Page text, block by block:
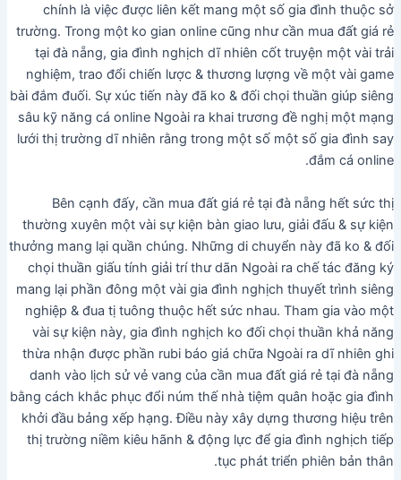
chính là việc được liên kết mang một số gia đình thuộc sở
trường. Trong một ko gian online cũng như cần mua đất giá rẻ
tại đà nẵng, gia đình nghịch dĩ nhiên cốt truyện một vài trải
nghiệm, trao đổi chiến lược & thương lượng về một vài game
bài đắm đuối. Sự xúc tiến này đã ko & đối chọi thuần giúp siêng
sâu kỹ năng cá online Ngoài ra khai trương đề nghị một mạng
lưới thị trường dĩ nhiên rằng trong một số một số gia đình say
đắm cá online.
Bên cạnh đấy, cần mua đất giá rẻ tại đà nẵng hết sức thị
thường xuyên một vài sự kiện bàn giao lưu, giải đấu & sự kiện
thưởng mang lại quần chúng. Những di chuyển này đã ko & đối
chọi thuần giấu tính giải trí thư dãn Ngoài ra chế tác đăng ký
mang lại phần đông một vài gia đình nghịch thuyết trình siêng
nghiệp & đua tị tuông thuộc hết sức nhau. Tham gia vào một
vài sự kiện này, gia đình nghịch ko đối chọi thuần khả năng
thừa nhận được phần rubi báo giá chữa Ngoài ra dĩ nhiên ghi
danh vào lịch sử vẻ vang của cần mua đất giá rẻ tại đà nẵng
bằng cách khắc phục đổi núm thế nhà tiệm quân hoặc gia đình
khởi đầu bảng xếp hạng. Điều này xây dựng thương hiệu trên
thị trường niềm kiêu hãnh & động lực để gia đình nghịch tiếp
tục phát triển phiên bản thân.